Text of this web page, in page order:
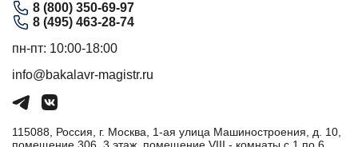
8 (800) 350-69-97
8 (495) 463-28-74
пн-пт: 10:00-18:00
info@bakalavr-magistr.ru
115088, Россия, г. Москва, 1-ая улица Машиностроения, д. 10,